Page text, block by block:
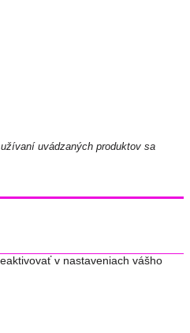
uvádzaných produktov sa
v nastaveniach vášho